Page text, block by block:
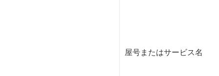
屋号またはサービス名